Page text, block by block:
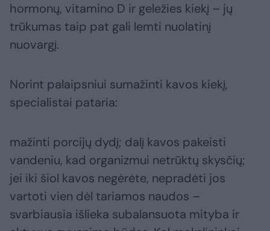
hormonų, vitamino D ir geležies kiekį – jų
trūkumas taip pat gali lemti nuolatinį
nuovargį.
Norint palaipsniui sumažinti kavos kiekį,
specialistai pataria:
mažinti porcijų dydį; dalį kavos pakeisti
vandeniu, kad organizmui netrūktų skysčių;
jei iki šiol kavos negėrėte, nepradėti jos
vartoti vien dėl tariamos naudos –
svarbiausia išlieka subalansuota mityba ir